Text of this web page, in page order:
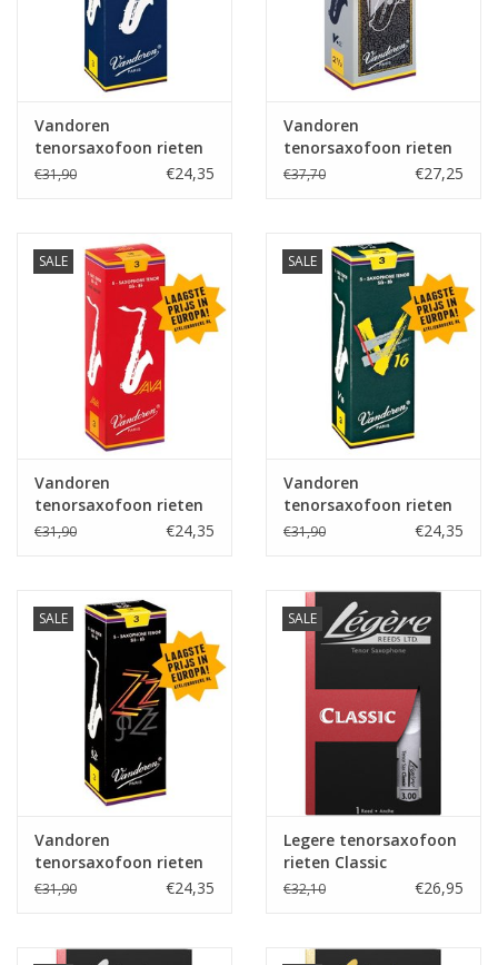
Vandoren
tenorsaxofoon rieten
Traditional
€31,90 €24,35
Vandoren
tenorsaxofoon rieten
V12
€37,70 €27,25
SALE
Vandoren
tenorsaxofoon rieten
Java Red
€31,90 €24,35
SALE
Vandoren
tenorsaxofoon rieten
V16
€31,90 €24,35
SALE
Vandoren
tenorsaxofoon rieten
Jazz
€31,90 €24,35
SALE
Legere tenorsaxofoon
rieten Classic
€32,10 €26,95